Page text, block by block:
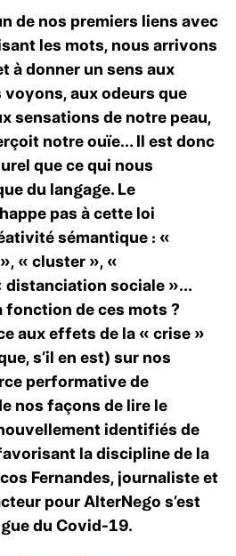
de nos premiers liens avec
les mots, nous arrivons
à donner un sens aux
aux odeurs que
sensations de notre peau,
notre ouïe… Il est donc
que ce qui nous
du langage. Le
pas à cette loi
sémantique : «
« cluster », «
distanciation sociale »…
fonction de ces mots ?
aux effets de la « crise »
s’il en est) sur nos
performative de
nos façons de lire le
identifiés de
la discipline de la
Fernandes, journaliste et
pour AlterNego s’est
du Covid-19.